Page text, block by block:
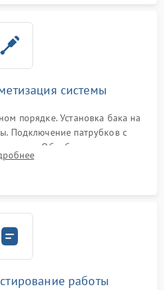
системы
порядке. Установка бака на
Подключение патрубков с
Обработка стыков
возможных протечек воды.
работы